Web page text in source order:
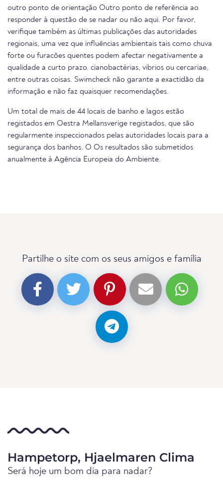
outro ponto de orientação Outro ponto de referência ao
responder à questão de se nadar ou não aqui. Por favor,
verifique também as últimas publicações das autoridades
regionais, uma vez que influências ambientais tais como chuva
forte ou furacões quentes podem afectar negativamente a
qualidade a curto prazo. cianobactérias, vibrios ou cercariae,
entre outras coisas. Swimcheck não garante a exactidão da
informação e não faz quaisquer recomendações.
Um total de mais de 44 locais de banho e lagos estão
registados em Oestra Mellansverige registados, que são
regularmente inspeccionados pelas autoridades locais para a
segurança dos banhos. O Os resultados são submetidos
anualmente à Agência Europeia do Ambiente.
Partilhe o site com os seus amigos e família
Hampetorp, Hjaelmaren Clima
Será hoje um bom dia para nadar?